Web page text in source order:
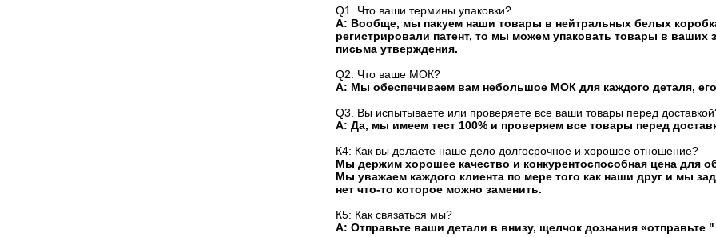
Q1. Что ваши термины упаковки?
А: Вообще, мы пакуем наши товары в нейтральных белых
регистрировали патент, то мы можем упаковать товары в ваших
письма утверждения.
Q2. Что ваше МОК?
А: Мы обеспечиваем вам небольшое МОК для каждого деталя,
Q3. Вы испытываете или проверяете все ваши товары перед
А: Да, мы имеем тест 100% и проверяем все товары перед
К4: Как вы делаете наше дело долгосрочное и хорошее отношение?
Мы держим хорошее качество и конкурентоспособная цена для
Мы уважаем каждого клиента по мере того как наши друг и мы
нет что-то которое можно заменить.
К5: Как связаться мы?
А: Отправьте ваши детали в внизу, щелчок дознания «отправьте